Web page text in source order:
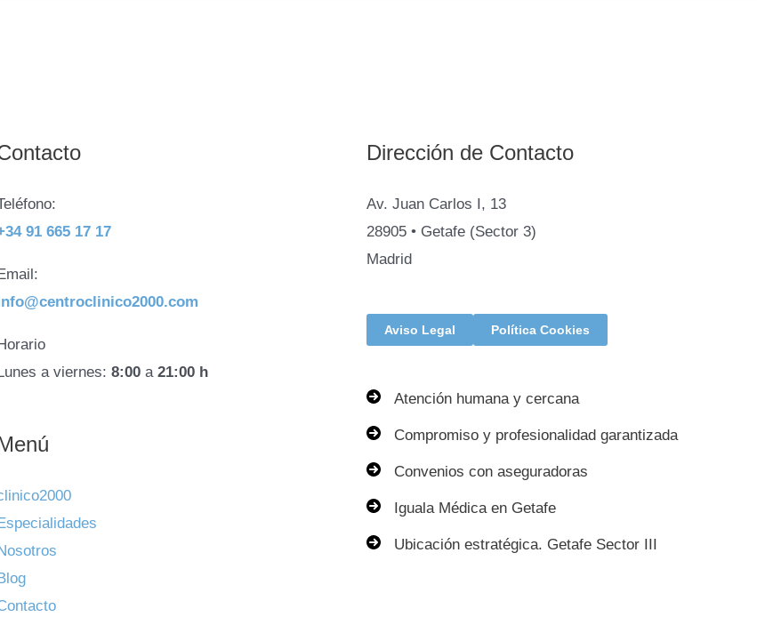
91 665 17 17
a viernes: 8:00a 21:00 h
Dirección de Contacto
Av. Juan Carlos I, 13
28905 • Getafe (Sector 3)
Madrid
Aviso Legal Política Cookies
Atención humana y cercana
Compromiso y profesionalidad garantizada
Convenios con aseguradoras
Iguala Médica en Getafe
Ubicación estratégica. Getafe Sector III